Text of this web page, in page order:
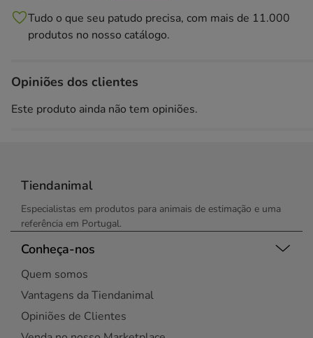
Tudo o que seu patudo precisa, com mais de 11.000
produtos no nosso catálogo.
Opiniões dos clientes
Este produto ainda não tem opiniões.
Tiendanimal
Especialistas em produtos para animais de estimação e uma
referência em Portugal.
Conheça-nos
Quem somos
Vantagens da Tiendanimal
Opiniões de Clientes